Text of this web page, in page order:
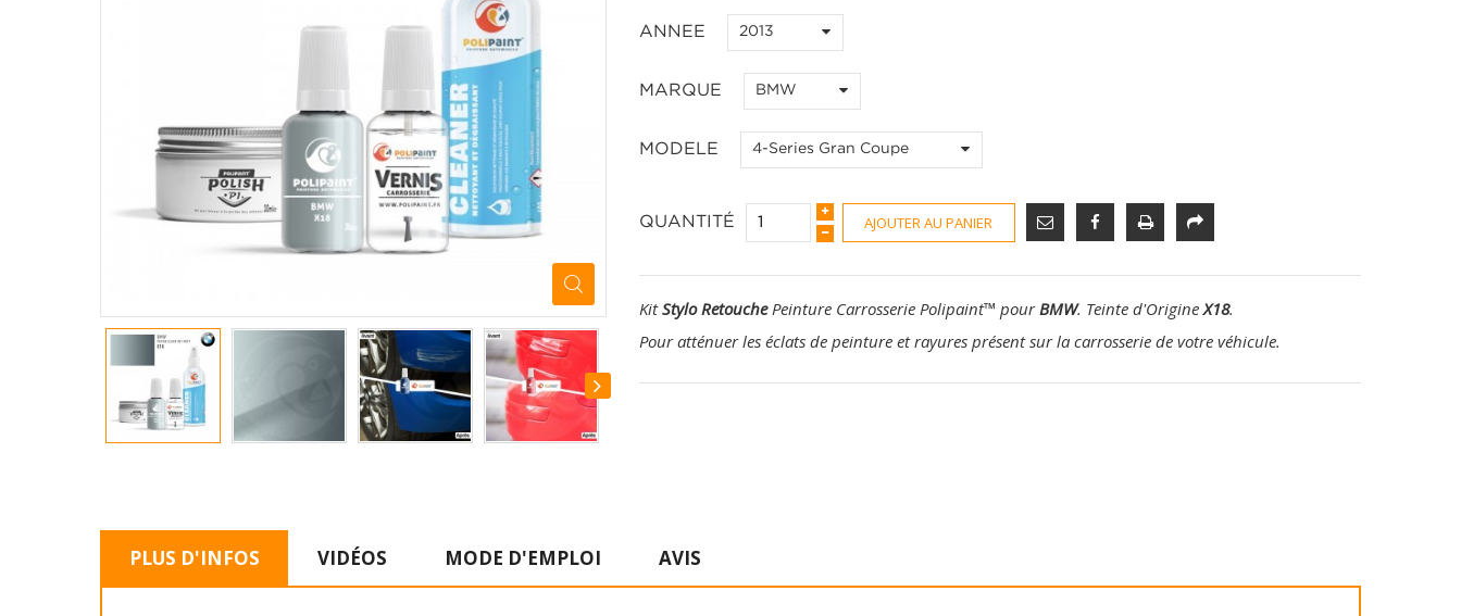
ANNEE 2013
MARQUE BMW
MODELE 4-Series Gran Coupe
QUANTITÉ AJOUTER AU PANIER
KitStylo RetouchePeinture Carrosserie Polipaint™ pourBMW. Teinte d'OrigineX18.
Pour atténuer les éclats de peinture et rayures présent sur la carrosserie de votre véhicule.
PLUS D'INFOS VIDÉOS MODE D'EMPLOI AVIS